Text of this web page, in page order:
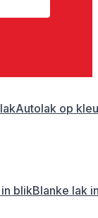
Autolak op
blikBlanke lak